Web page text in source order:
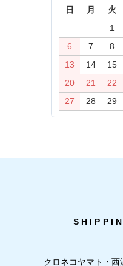
日
月 火
1
6
7 8
13
14 15
20
21 22
27
28 29
クロネコヤマト・西